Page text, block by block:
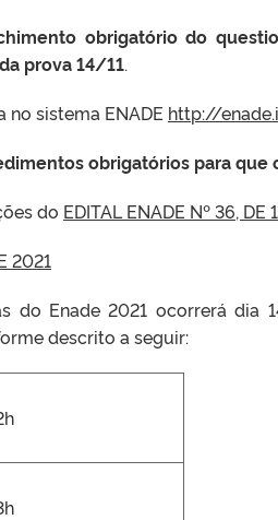
obrigatório do
prova 14/11.
sistema ENADE http://
obrigatórios para que
do EDITAL ENADE Nº 36, DE
2021
do Enade 2021 ocorrerá dia
descrito a seguir: